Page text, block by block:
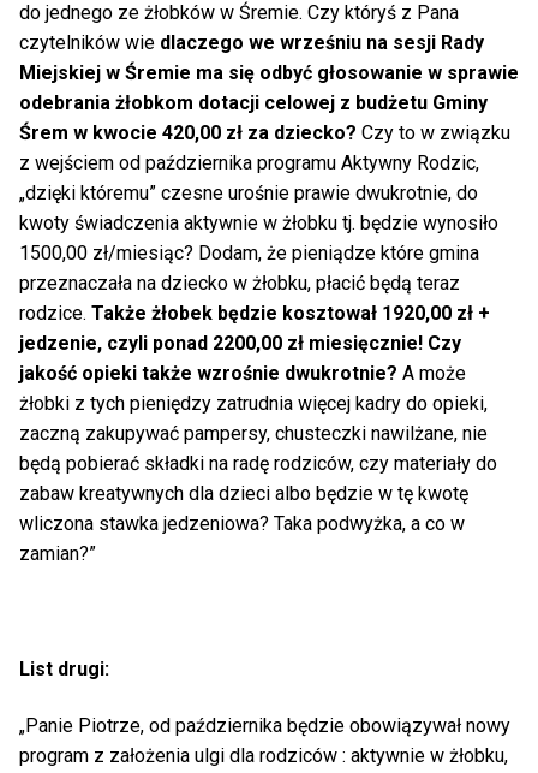
do jednego ze żłobków w Śremie. Czy któryś z Pana
czytelników wie dlaczego we wrześniu na sesji Rady
Miejskiej w Śremie ma się odbyć głosowanie w sprawie
odebrania żłobkom dotacji celowej z budżetu Gminy
Śrem w kwocie 420,00 zł za dziecko? Czy to w związku
z wejściem od października programu Aktywny Rodzic,
„dzięki któremu” czesne urośnie prawie dwukrotnie, do
kwoty świadczenia aktywnie w żłobku tj. będzie wynosiło
1500,00 zł/miesiąc? Dodam, że pieniądze które gmina
przeznaczała na dziecko w żłobku, płacić będą teraz
rodzice. Także żłobek będzie kosztował 1920,00 zł +
jedzenie, czyli ponad 2200,00 zł miesięcznie! Czy
jakość opieki także wzrośnie dwukrotnie? A może
żłobki z tych pieniędzy zatrudnia więcej kadry do opieki,
zaczną zakupywać pampersy, chusteczki nawilżane, nie
będą pobierać składki na radę rodziców, czy materiały do
zabaw kreatywnych dla dzieci albo będzie w tę kwotę
wliczona stawka jedzeniowa? Taka podwyżka, a co w
zamian?”
List drugi:
„Panie Piotrze, od października będzie obowiązywał nowy
program z założenia ulgi dla rodziców : aktywnie w żłobku,